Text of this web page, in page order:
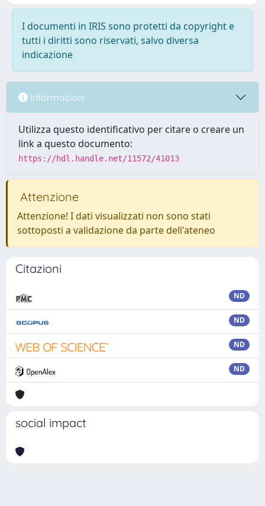
I documenti in IRIS sono protetti da copyright e
tutti i diritti sono riservati, salvo diversa
indicazione
Informazioni
Utilizza questo identificativo per citare o creare un
link a questo documento:
https://hdl.handle.net/11572/41013
Attenzione
Attenzione! I dati visualizzati non sono stati
sottoposti a validazione da parte dell'ateneo
Citazioni
ND
ND
ND
ND
social impact